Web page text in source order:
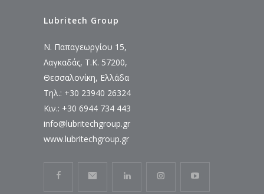
Lubritech Group
Ν. Παπαγεωργίου 15,
Λαγκαδάς, Τ.Κ. 57200,
Θεσσαλονίκη, Ελλάδα
Τηλ.: +30 23940 26324
Κιν.: +30 6944 734 443
info@lubritechgroup.gr
www.lubritechgroup.gr